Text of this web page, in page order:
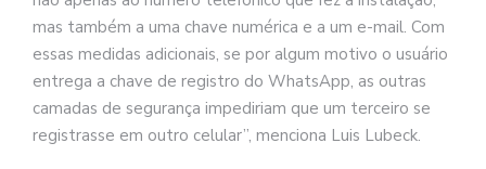
mas também a uma chave numérica e a um e-mail. Com
essas medidas adicionais, se por algum motivo o usuário
entrega a chave de registro do WhatsApp, as outras
camadas de segurança impediriam que um terceiro se
registrasse em outro celular”, menciona Luis Lubeck.